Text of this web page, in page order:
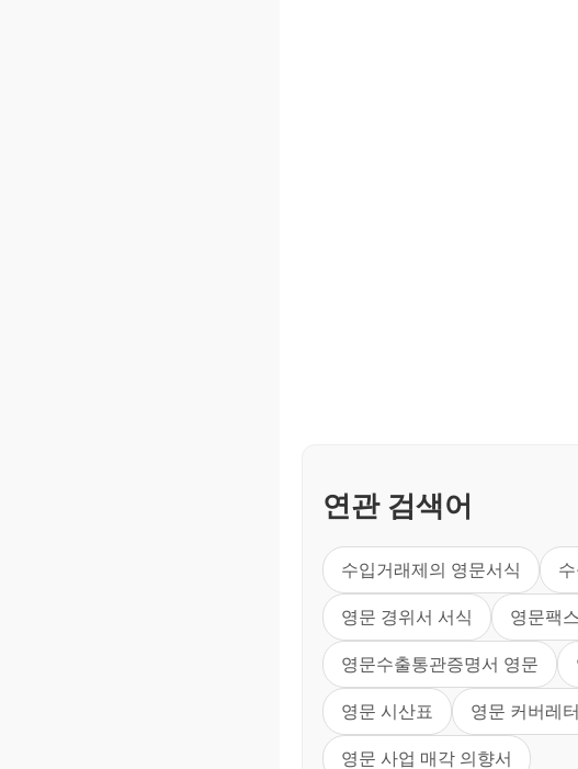
연관 검색어
수입거래제의 영문서식
영문 경위서 서식 영문팩
영문수출통관증명서 영문
영문 시산표 영문 커버레
영문 사업 매각 의향서